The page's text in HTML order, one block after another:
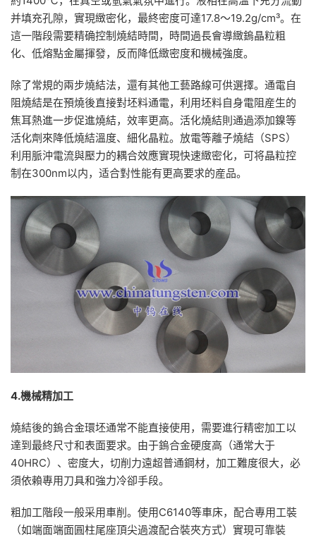
并填充孔隙，實現緻密化，最終密度可達17.8～19.2g/cm³。在
這一階段需要精确控制燒結時間，時間過長會導緻鎢晶粒粗
化、低熔點金屬揮發，反而降低緻密度和機械強度。
除了常規的兩步燒結法，還有其他工藝路線可供選擇。通電自
阻燒結是在預燒後直接對坯料通電，利用坯料自身電阻産生的
焦耳熱進一步促進燒結，效率更高。活化燒結則通過添加鎳等
活化劑來降低燒結溫度、細化晶粒。放電等離子燒結（SPS）
利用脈沖電流與壓力的耦合效應實現快速緻密化，可将晶粒控
制在300nm以内，适合對性能有更高要求的産品。
4.機械精加工
燒結後的鎢合金環坯通常不能直接使用，需要進行精密加工以
達到最終尺寸和表面要求。由于鎢合金硬度高（通常大于
40HRC）、密度大，切削力遠超普通鋼材，加工難度很大，必
須依賴專用刀具和強力冷卻手段。
粗加工階段一般采用車削。使用C6140等車床，配合專用工裝
（如端面端面圓柱尾座頂尖過渡配合裝夾方式）實現可靠裝